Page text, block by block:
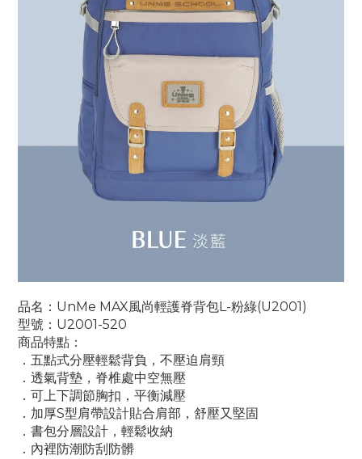
品名：UnMe MAX風尚輕護脊背包L-粉綠(U2001)
型號：U2001-520
商品特點：
．五點式分壓輕鬆背負，不壓迫肩頸
． 透氣背墊，脊椎處中空無壓
． 可上下調節胸扣，平衡減壓
． 加厚S型肩帶設計貼合肩部，舒壓又堅固
． 書包分層設計，輕鬆收納
． 內裡防潮防刮防髒